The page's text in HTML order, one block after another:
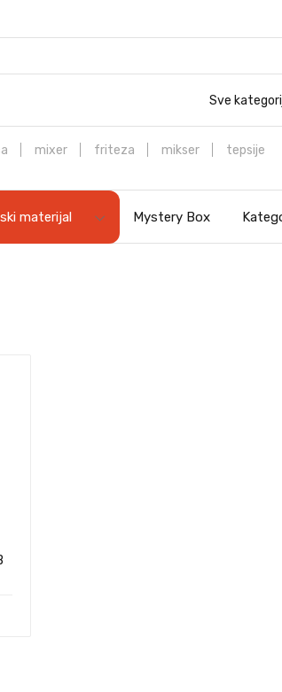
Sve
mixer friteza mikser tepsije
materijal Mystery Box